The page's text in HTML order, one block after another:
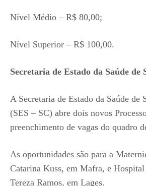
Nível Médio – R$ 80,00;
Nível Superior – R$ 100,00.
Secretaria de Estado da Saúde de
A Secretaria de Estado da Saúde de
(SES – SC) abre dois novos
preenchimento de vagas do quadro
As oportunidades são para a
Catarina Kuss, em Mafra, e
Tereza Ramos, em Lages.